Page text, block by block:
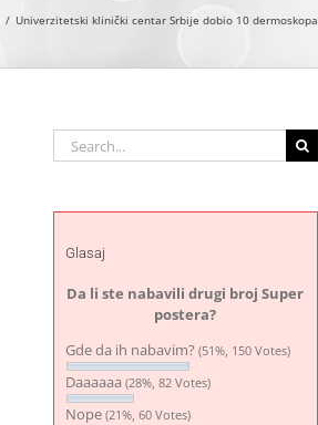
Univerzitetski klinički centar Srbije dobio 10 dermoskopa
Search
for:
Glasaj
Da li ste nabavili drugi broj Super
postera?
Gde da ih nabavim? (51%, 150 Votes)
Daaaaaa (28%, 82 Votes)
Nope (21%, 60 Votes)